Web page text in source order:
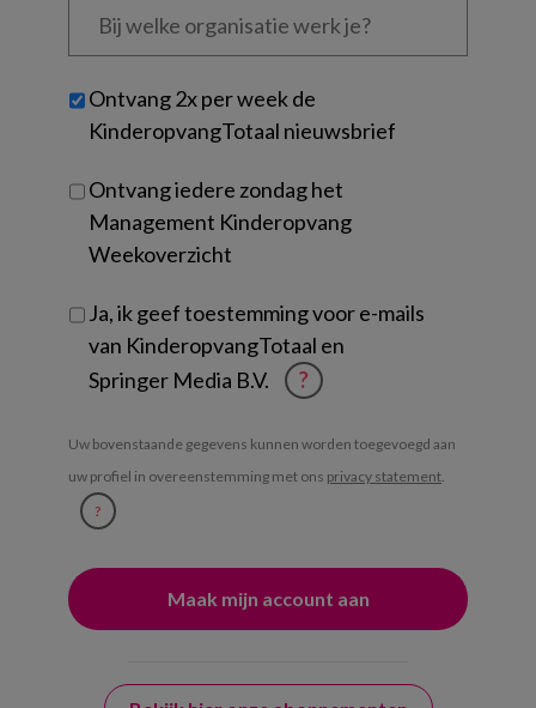
welke
je?
Untitled
Ontvang 2x per week de
KinderopvangTotaal nieuwsbrief
Ontvang iedere zondag het
Management Kinderopvang
Weekoverzicht
Ja, ik geef toestemming voor e-mails
van KinderopvangTotaal en
Springer Media B.V.
?
Uw bovenstaande gegevens kunnen worden toegevoegd aan
uw profiel in overeenstemming met ons privacy statement.
?